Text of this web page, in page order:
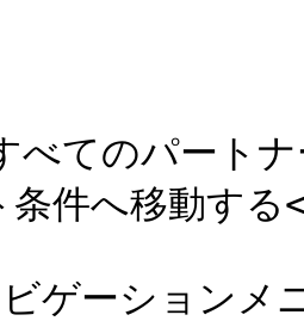
べてのパート
条件へ移動す
ゲーション